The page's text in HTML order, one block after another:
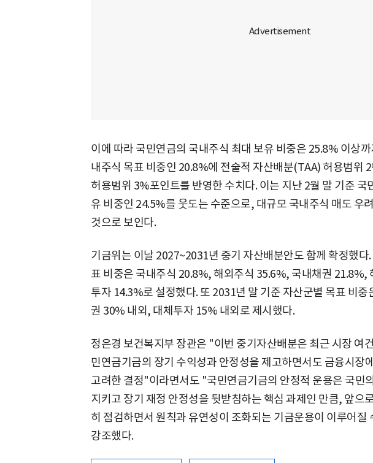
이에 따라 국민연금의 국내주식 최대 보유 비중은 25.8% 이상
내주식 목표 비중인 20.8%에 전술적 자산배분(TAA) 허용범위
허용범위 3%포인트를 반영한 수치다. 이는 지난 2월 말 기준 국
유 비중인 24.5%를 웃도는 수준으로, 대규모 국내주식 매도 우
것으로 보인다.
기금위는 이날 2027~2031년 중기 자산배분안도 함께 확정했다
표 비중은 국내주식 20.8%, 해외주식 35.6%, 국내채권 21.8%,
투자 14.3%로 설정했다. 또 2031년 말 기준 자산군별 목표 비중
권 30% 내외, 대체투자 15% 내외로 제시했다.
정은경 보건복지부 장관은 "이번 중기자산배분은 최근 시장 여
민연금기금의 장기 수익성과 안정성을 제고하면서도 금융시장
고려한 결정"이라면서도 "국민연금기금의 안정적 운용은 국민
지키고 장기 재정 안정성을 뒷받침하는 핵심 과제인 만큼, 앞으
히 점검하면서 원칙과 유연성이 조화되는 기금운용이 이루어질
강조했다.